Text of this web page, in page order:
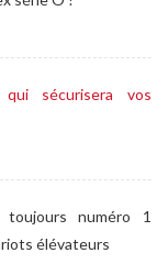
qui sécurisera vos
toujours numéro 1
élévateurs